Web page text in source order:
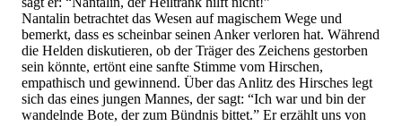
Nantalin betrachtet das Wesen auf magischem Wege und
bemerkt, dass es scheinbar seinen Anker verloren hat. Während
die Helden diskutieren, ob der Träger des Zeichens gestorben
sein könnte, ertönt eine sanfte Stimme vom Hirschen,
empathisch und gewinnend. Über das Anlitz des Hirsches legt
sich das eines jungen Mannes, der sagt: “Ich war und bin der
wandelnde Bote, der zum Bündnis bittet.” Er erzählt uns von